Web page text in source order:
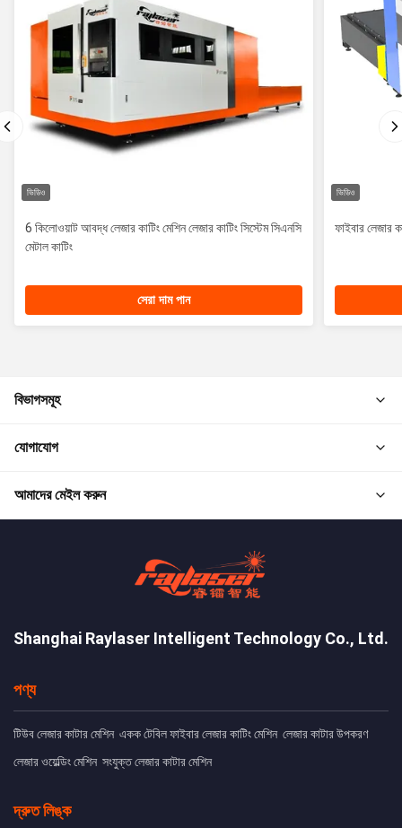
ভিডিও
6 কিলোওয়াট আবদ্ধ লেজার কাটিং মেশিন লেজার কাটিং সিস্টেম সিএনসি
মেটাল কাটিং
সেরা দাম পান
ভিডিও
ফাইবার লেজার
বিভাগসমূহ
যোগাযোগ
আমাদের মেইল করুন
Shanghai Raylaser Intelligent Technology Co., Ltd.
পণ্য
টিউব লেজার কাটার মেশিন একক টেবিল ফাইবার লেজার কাটিং মেশিন লেজার কাটার উপকরণ
লেজার ওয়েল্ডিং মেশিন সংযুক্ত লেজার কাটার মেশিন
দ্রুত লিঙ্ক